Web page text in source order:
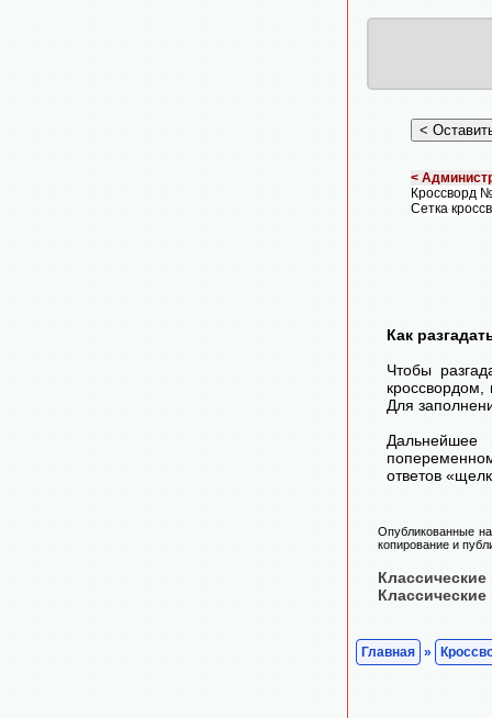
<
Кроссворд
Сетка
Как
Чтобы
кроссвордом,
Для
Дальнейшее
ответов
Опубликованные
копирование и
Главная »